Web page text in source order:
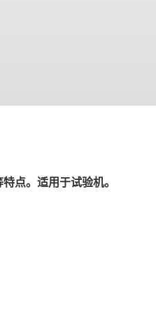
点。适用于试验机。